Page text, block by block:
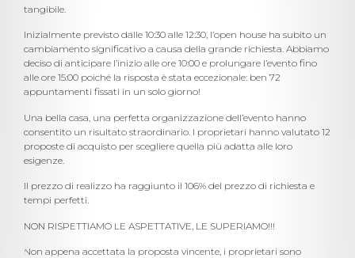
tangibile.
Inizialmente previsto dalle 10:30 alle 12:30, l’open house ha subito un
cambiamento significativo a causa della grande richiesta. Abbiamo
deciso di anticipare l’inizio alle ore 10:00 e prolungare l’evento fino
alle ore 15:00 poiché la risposta è stata eccezionale: ben 72
appuntamenti fissati in un solo giorno!
Una bella casa, una perfetta organizzazione dell’evento hanno
consentito un risultato straordinario. I proprietari hanno valutato 12
proposte di acquisto per scegliere quella più adatta alle loro
esigenze.
Il prezzo di realizzo ha raggiunto il 106% del prezzo di richiesta e
tempi perfetti.
NON RISPETTIAMO LE ASPETTATIVE, LE SUPERIAMO!!!
Non appena accettata la proposta vincente, i proprietari sono